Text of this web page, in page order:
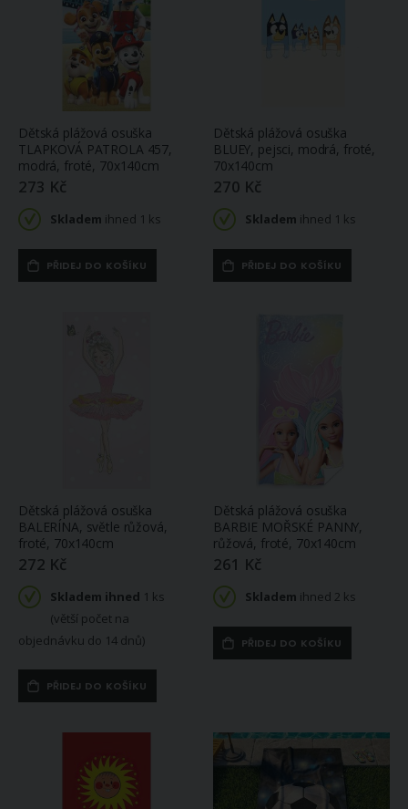
Dětská plážová osuška
TLAPKOVÁ PATROLA 457,
modrá, froté, 70x140cm
273 Kč
Skladem ihned 1 ks
PŘIDEJ DO KOŠÍKU
Dětská plážová osuška
BLUEY, pejsci, modrá, froté,
70x140cm
270 Kč
Skladem ihned 1 ks
PŘIDEJ DO KOŠÍKU
Dětská plážová osuška
BALERÍNA, světle růžová,
froté, 70x140cm
272 Kč
Skladem ihned 1 ks
(větší počet na
objednávku do 14 dnů)
PŘIDEJ DO KOŠÍKU
Dětská plážová osuška
BARBIE MOŘSKÉ PANNY,
růžová, froté, 70x140cm
261 Kč
Skladem ihned 2 ks
PŘIDEJ DO KOŠÍKU